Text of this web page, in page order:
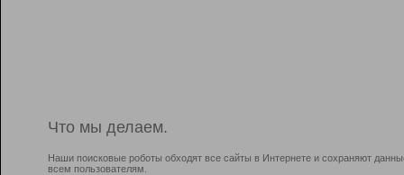
Что мы делаем.
Наши поисковые роботы обходят все сайты в Интернете и сохраняют
всем пользователям.